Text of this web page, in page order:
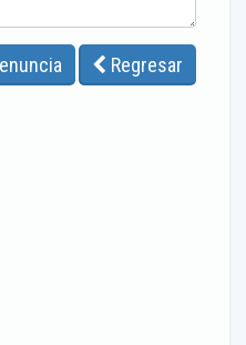
Regresar